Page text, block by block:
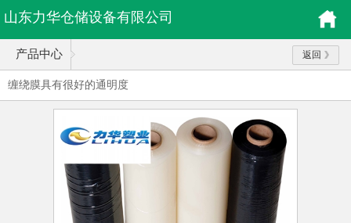
山东力华仓储设备有限公司
产品中心 返回
缠绕膜具有很好的通明度